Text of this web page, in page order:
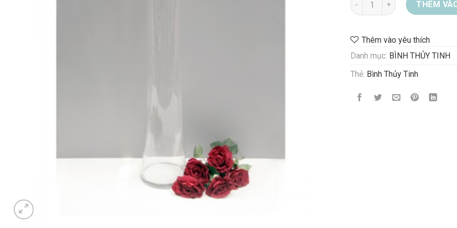
THÊM
Thêm vào yêu thích
Danh mục: BÌNH THỦY TINH
Thẻ: Bình Thủy Tinh